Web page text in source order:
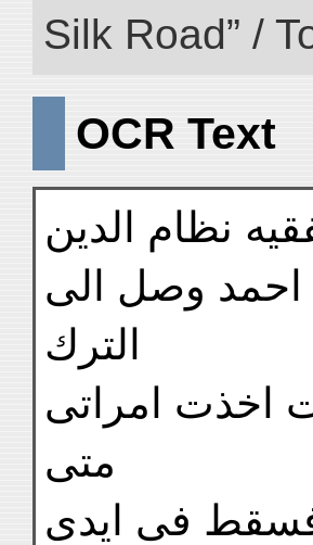
Silk Road” /
OCR Text
نظام الدين
احمد وصل الى
الترك
اخذت امراتى
متى
فسقط فى ايدى